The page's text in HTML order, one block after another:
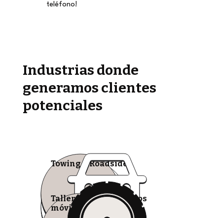
teléfono!
Industrias donde
generamos clientes
potenciales
Towing & Roadside
Talleres de neumáticos
móviles